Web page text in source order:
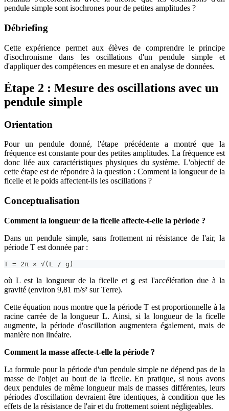
pendule simple sont isochrones pour de petites amplitudes ?
Débriefing
Cette expérience permet aux élèves de comprendre le principe
d'isochronisme dans les oscillations d'un pendule simple et
d'appliquer des compétences en mesure et en analyse de données.
Étape 2 : Mesure des oscillations avec un
pendule simple
Orientation
Pour un pendule donné, l'étape précédente a montré que la
fréquence est constante pour des petites amplitudes. La fréquence est
donc liée aux caractéristiques physiques du système. L'objectif de
cette étape est de répondre à la question : Comment la longueur de la
ficelle et le poids affectent-ils les oscillations ?
Conceptualisation
Comment la longueur de la ficelle affecte-t-elle la période ?
Dans un pendule simple, sans frottement ni résistance de l'air, la
période T est donnée par :
T = 2π × √(L / g)
où L est la longueur de la ficelle et g est l'accélération due à la
gravité (environ 9,81 m/s² sur Terre).
Cette équation nous montre que la période T est proportionnelle à la
racine carrée de la longueur L. Ainsi, si la longueur de la ficelle
augmente, la période d'oscillation augmentera également, mais de
manière non linéaire.
Comment la masse affecte-t-elle la période ?
La formule pour la période d'un pendule simple ne dépend pas de la
masse de l'objet au bout de la ficelle. En pratique, si nous avons
deux pendules de même longueur mais de masses différentes, leurs
périodes d'oscillation devraient être identiques, à condition que les
effets de la résistance de l'air et du frottement soient négligeables.